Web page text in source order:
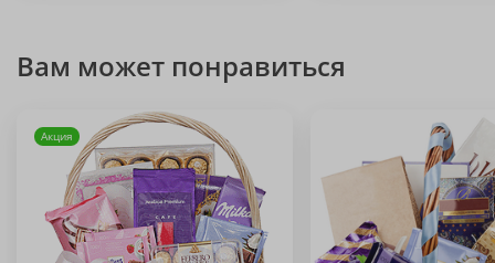
Вам может понравиться
Акция